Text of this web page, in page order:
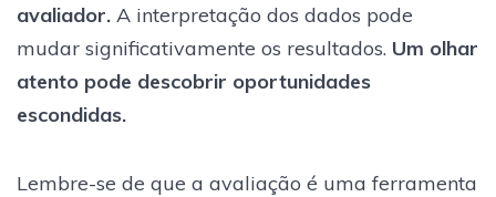
avaliador. A interpretação dos dados pode
mudar significativamente os resultados. Um olhar
atento pode descobrir oportunidades
escondidas.
Lembre-se de que a avaliação é uma ferramenta